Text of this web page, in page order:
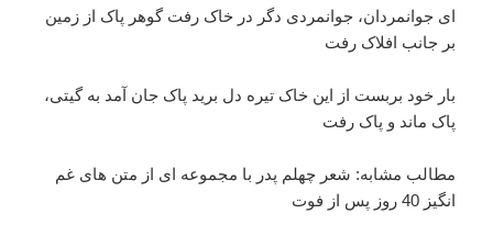
ای جوانمردان، جوانمردی دگر در خاک رفت گوهر پاک از زمین
بر جانب افلاک رفت
بار خود بربست از این خاک تیره دل برید پاک جان آمد به گیتی،
پاک ماند و پاک رفت
مطالب مشابه: شعر چهلم پدر با مجموعه ای از متن های غم
انگیز 40 روز پس از فوت